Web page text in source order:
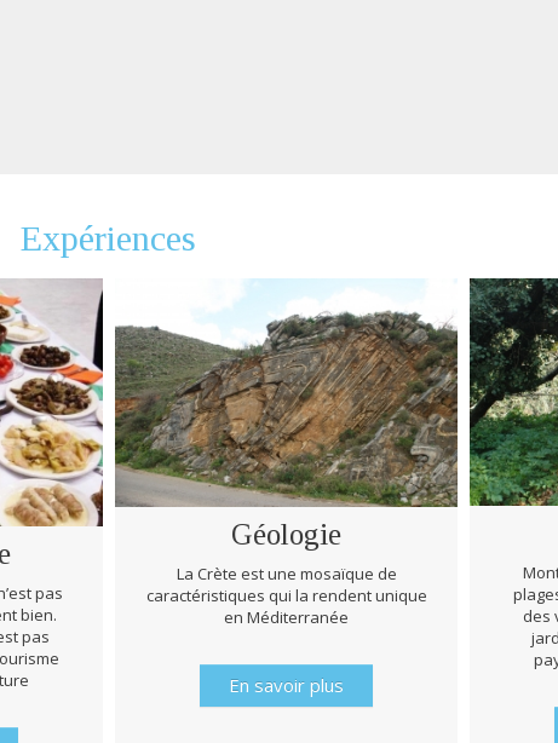
Expériences
pas
bien.
pas
Géologie
La Crète est une mosaïque de
caractéristiques qui la rendent unique
en Méditerranée
En savoir plus
des